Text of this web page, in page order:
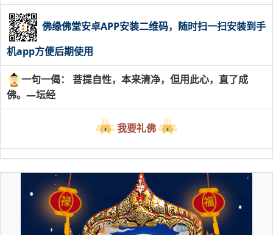
佛缘佛堂安卓APP安装二维码，随时扫一扫安装到手
机app方便后期使用
一句一偈： 菩提自性，本来清净，但用此心，直了成
佛。—坛经
我要礼佛
福
禄